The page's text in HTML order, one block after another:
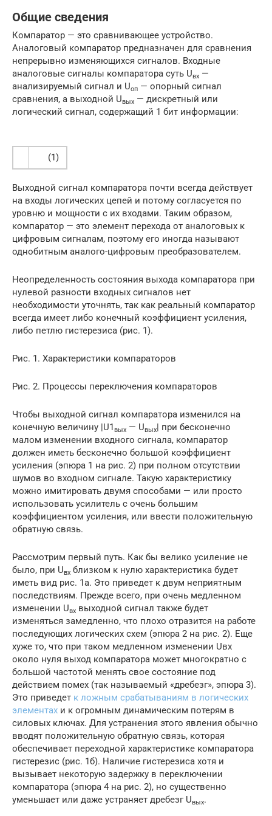
Общие сведения
Компаратор — это сравнивающее устройство.
Аналоговый компаратор предназначен для сравнения
непрерывно изменяющихся сигналов. Входные
аналоговые сигналы компаратора суть Uвх —
анализируемый сигнал и Uоп — опорный сигнал
сравнения, а выходной Uвых — дискретный или
логический сигнал, содержащий 1 бит информации:
(1)
Выходной сигнал компаратора почти всегда действует
на входы логических цепей и потому согласуется по
уровню и мощности с их входами. Таким образом,
компаратор — это элемент перехода от аналоговых к
цифровым сигналам, поэтому его иногда называют
однобитным аналого-цифровым преобразователем.
Неопределенность состояния выхода компаратора при
нулевой разности входных сигналов нет
необходимости уточнять, так как реальный компаратор
всегда имеет либо конечный коэффициент усиления,
либо петлю гистерезиса (рис. 1).
Рис. 1. Характеристики компараторов
Рис. 2. Процессы переключения компараторов
Чтобы выходной сигнал компаратора изменился на
конечную величину |U1вых — Uвых| при бесконечно
малом изменении входного сигнала, компаратор
должен иметь бесконечно большой коэффициент
усиления (эпюра 1 на рис. 2) при полном отсутствии
шумов во входном сигнале. Такую характеристику
можно имитировать двумя способами — или просто
использовать усилитель с очень большим
коэффициентом усиления, или ввести положительную
обратную связь.
Рассмотрим первый путь. Как бы велико усиление не
было, при Uвх близком к нулю характеристика будет
иметь вид рис. 1а. Это приведет к двум неприятным
последствиям. Прежде всего, при очень медленном
изменении Uвх выходной сигнал также будет
изменяться замедленно, что плохо отразится на работе
последующих логических схем (эпюра 2 на рис. 2). Еще
хуже то, что при таком медленном изменении Uвх
около нуля выход компаратора может многократно с
большой частотой менять свое состояние под
действием помех (так называемый «дребезг», эпюра 3).
Это приведет к ложным срабатываниям в логических
элементах и к огромным динамическим потерям в
силовых ключах. Для устранения этого явления обычно
вводят положительную обратную связь, которая
обеспечивает переходной характеристике компаратора
гистерезис (рис. 1б). Наличие гистерезиса хотя и
вызывает некоторую задержку в переключении
компаратора (эпюра 4 на рис. 2), но существенно
уменьшает или даже устраняет дребезг Uвых.